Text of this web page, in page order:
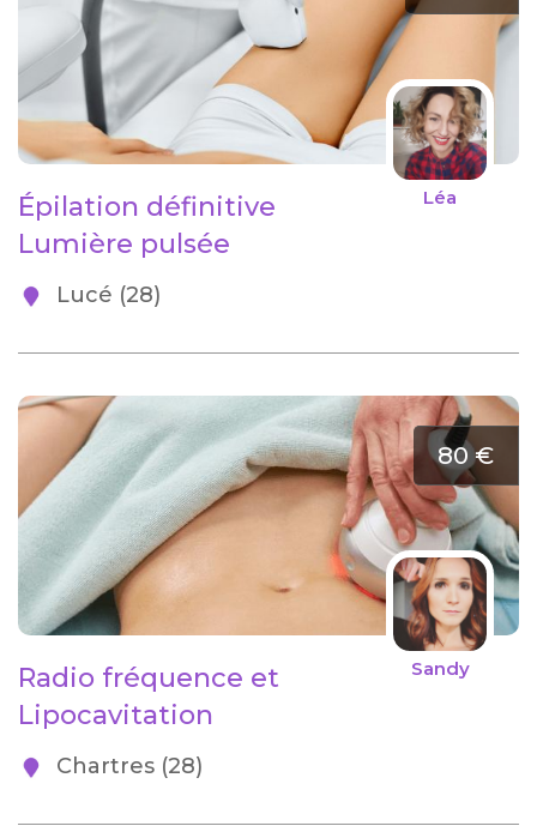
Léa
Épilation définitive
Lumière pulsée
Lucé (28)
80 €
Sandy
Radio fréquence et
Lipocavitation
Chartres (28)